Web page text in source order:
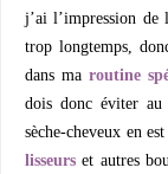
j’ai l’impression
trop longtemps,
dans ma routine
dois donc éviter au
sèche-cheveux en
lisseurs et autres